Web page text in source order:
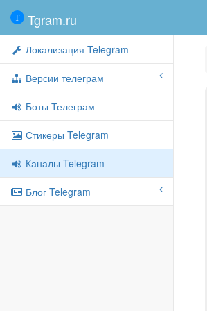
Tgram.ru
Локализация Telegram
Версии телеграм
Боты Телеграм
Стикеры Telegram
Каналы Telegram
Блог Telegram